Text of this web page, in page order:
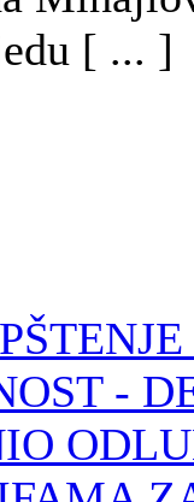
[ ... ]
-